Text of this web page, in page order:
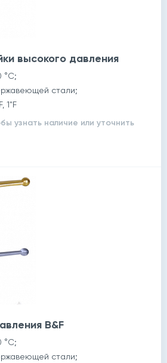
высокого давления
°C;
стали;
1"F
узнать наличие или уточнить
B&F
°C;
стали;